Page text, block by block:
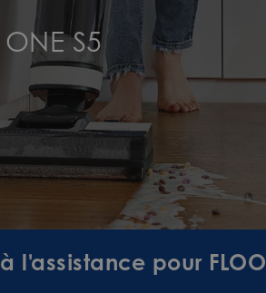
S5
l'assistance pour